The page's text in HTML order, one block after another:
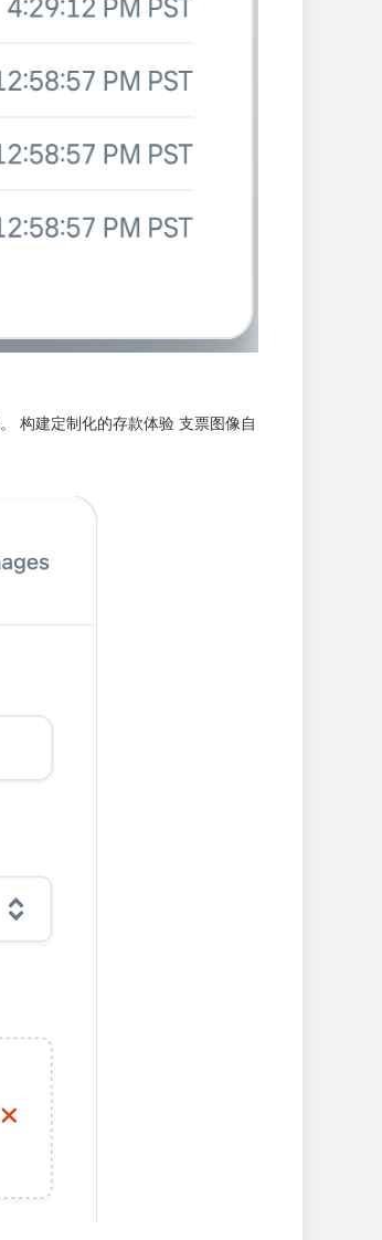
构建定制化的存款体验 支票图像自